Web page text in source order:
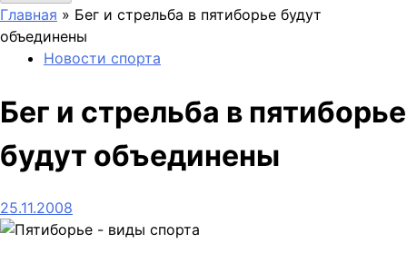
Главная » Бег и стрельба в пятиборье будут
объединены
Новости спорта
Бег и стрельба в пятиборье
будут объединены
25.11.2008